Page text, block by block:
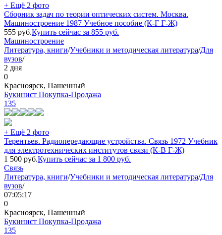
+ Ещё 2 фото
Сборник задач по теории оптических систем. Москва.
Машиностроение 1987 Учебное пособие (К-Г Г-Ж)
555 руб.Купить сейчас за 855 руб.
Машиностроение
Литература, книги/Учебники и методическая литература/Для
вузов/
2 дня
0
Красноярск, Пашенный
Букинист Покупка-Продажа
135
+ Ещё 2 фото
Терентьев. Радиопередающие устройства. Связь 1972 Учебник
для электротехнических институтов связи (К-В Г-Ж)
1 500 руб.Купить сейчас за 1 800 руб.
Связь
Литература, книги/Учебники и методическая литература/Для
вузов/
07:05:17
0
Красноярск, Пашенный
Букинист Покупка-Продажа
135